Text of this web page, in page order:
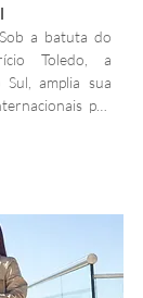
a batuta do
Toledo, a
amplia sua
por
técnicas na
do Sul. A
acelerando o
inovadoras.
a metodologia
mercados